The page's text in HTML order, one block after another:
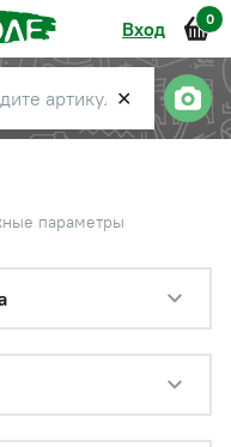
Вход 0
✕
параметры